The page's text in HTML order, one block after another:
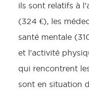
ils sont relatifs à
(324 €), les
santé mentale
et l’activité
qui rencontrent
sont en situation